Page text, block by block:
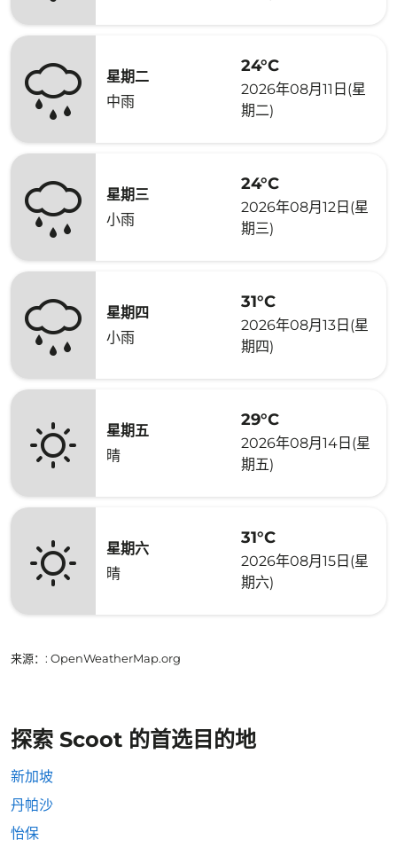
星期二
中雨
24°C
2026年08月11日(星
期二)
星期三
小雨
24°C
2026年08月12日(星
期三)
星期四
小雨
31°C
2026年08月13日(星
期四)
星期五
晴
29°C
2026年08月14日(星
期五)
星期六
晴
31°C
2026年08月15日(星
期六)
来源： : OpenWeatherMap.org
探索 Scoot 的首选目的地
新加坡
丹帕沙
怡保